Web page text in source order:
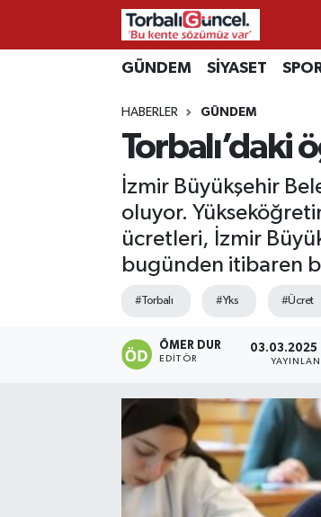
GÜNDEM SİYASET
HABERLER GÜNDEM
Torbalı’daki
İzmir Büyükşehir
oluyor.
ücretleri, İzmir
bugünden itibaren
#Torbalı #Yks #Ücret
ÖMER DUR
EDITÖR
03.03.2025
İzmir Nöbetçi Eczaneler
İzmir Hava Durumu
İzmir Namaz Vakitleri
İzmir Trafik Yoğunluk Haritası
Süper Lig Puan Durumu ve Fikstür
Tüm Manşetler
Son Dakika Haberleri